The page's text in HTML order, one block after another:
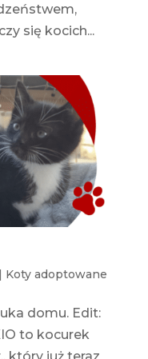
się kocich...
| Koty adoptowane
domu. Edit:
to kocurek